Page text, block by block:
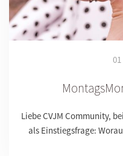
Liebe CVJM Community,
als Einstiegsfrage: